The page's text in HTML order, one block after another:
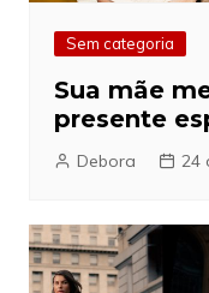
Sem categoria
Sua mãe
presente
Debora 24